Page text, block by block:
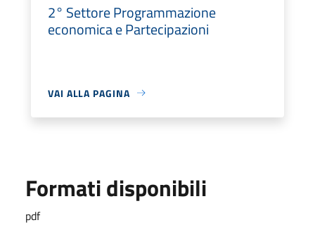
2° Settore Programmazione
economica e Partecipazioni
VAI ALLA PAGINA
Formati disponibili
pdf